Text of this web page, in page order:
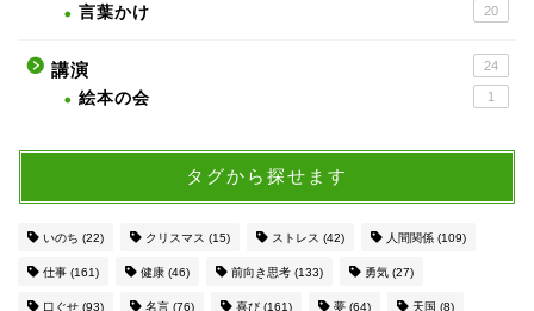
言葉かけ 20
講演 24
絵本の会 1
タグから探せます
いのち (22) クリスマス (15) ストレス (42) 人間関係 (109)
仕事 (161) 健康 (46) 前向き思考 (133) 勇気 (27)
口ぐせ (93) 名言 (76) 喜び (161) 夢 (64) 天国 (8)